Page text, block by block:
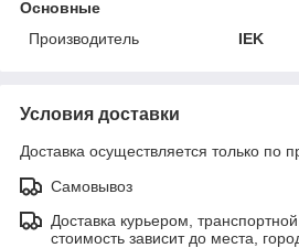
Основные
Производитель
IEK
Условия доставки
Доставка осуществляется только по
Самовывоз
Доставка курьером,
стоимость зависит до места,